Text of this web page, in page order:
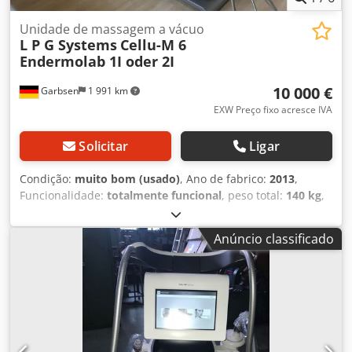
Garbsen 1 991 km
Unidade de massagem a vácuo
L P G Systems Cellu-M 6
Endermolab 1I oder 2I
10 000 €
EXW Preço fixo acresce IVA
Solicitar Ligar
Condição: muito bom (usado), Ano de fabrico: 2013,
Funcionalidade: totalmente funcional, peso total: 140 kg,
Sistemas LPG LPG Cellu M6 Endermolab 1I ou opcional 2I
Equipamento para beleza e terapia Aparelho para corpo e
rosto (novo) Endermo lift (Ergo lift) Patente mundial mais
recente para o rosto Testado por instrutor de treinamento
(beleza e terapia) Completamente recondicionado e
revisado Manutenção recente realizada Mangueira nova
Cabeçote de rolos revisado KM80 de 2013 Cabeçote de
rolos novo KM70 ou cabeçote terapêutico TR50 Cabeçote
de rolos novo KM50 Controlador novo do anterior
Anúncio classificado